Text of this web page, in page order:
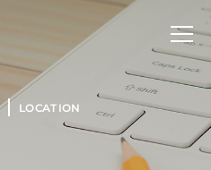
LOCATION